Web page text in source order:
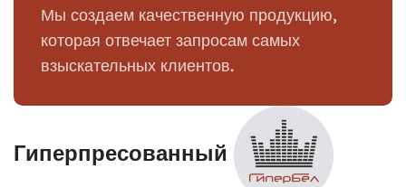
Силикатный
Песок +
известь
Несущие
конструкции,
Рядовой /
печной
Огнеупорные
глины
Печи, камины,
промышленное
применение
Гиперпресованный
Мы создаем качественную продукцию,
которая отвечает запросам самых
взыскательных клиентов.